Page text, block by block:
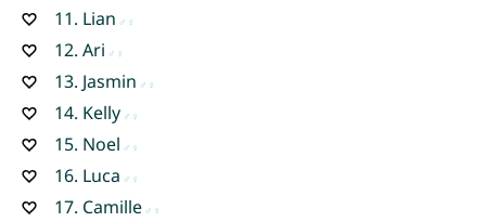
11. Lian
12. Ari
13. Jasmin
14. Kelly
15. Noel
16. Luca
17. Camille